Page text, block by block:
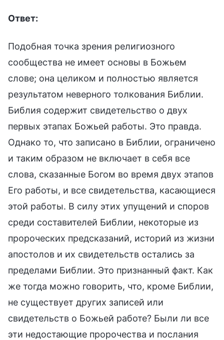
Ответ:
Подобная точка зрения религиозного
сообщества не имеет основы в Божьем
слове; она целиком и полностью является
результатом неверного толкования Библии.
Библия содержит свидетельство о двух
первых этапах Божьей работы. Это правда.
Однако то, что записано в Библии, ограничено
и таким образом не включает в себя все
слова, сказанные Богом во время двух этапов
Его работы, и все свидетельства, касающиеся
этой работы. В силу этих упущений и споров
среди составителей Библии, некоторые из
пророческих предсказаний, историй из жизни
апостолов и их свидетельств остались за
пределами Библии. Это признанный факт. Как
же тогда можно говорить, что, кроме Библии,
не существует других записей или
свидетельств о Божьей работе? Были ли все
эти недостающие пророчества и послания